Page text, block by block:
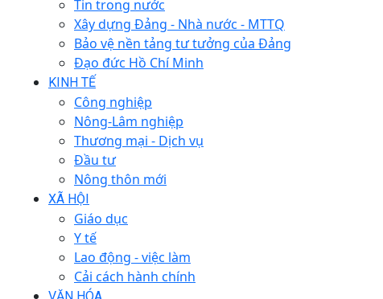
Tin trong nước
Xây dựng Đảng - Nhà nước - MTTQ
Bảo vệ nền tảng tư tưởng của Đảng
Đạo đức Hồ Chí Minh
KINH TẾ
Công nghiệp
Nông-Lâm nghiệp
Thương mại - Dịch vụ
Đầu tư
Nông thôn mới
XÃ HỘI
Giáo dục
Y tế
Lao động - việc làm
Cải cách hành chính